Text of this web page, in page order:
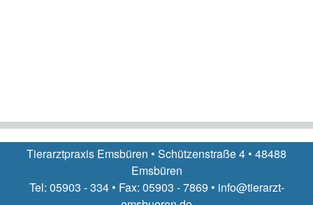
Tierarztpraxis Emsbüren • Schützenstraße 4 • 48488
Emsbüren
Tel: 05903 - 334 • Fax: 05903 - 7869 • info@tierarzt-